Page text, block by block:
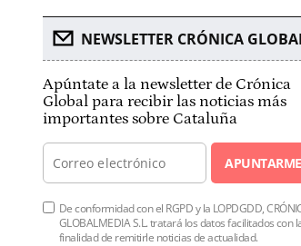
NEWSLETTER CRÓNICA
Apúntate a la newsletter de Crónica
Global para recibir las noticias más
importantes sobre Cataluña
APUNTARME
De conformidad con el RGPD y la LOPDGDD,
GLOBALMEDIA S.L. tratará los datos facilitados con
finalidad de remitirle noticias de actualidad.